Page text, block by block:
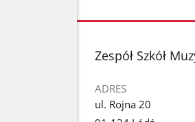
stopka
Zespół Szkół
ADRES
ul. Rojna 20